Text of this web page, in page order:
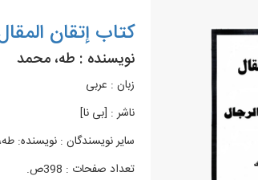
کتاب إتقان
نویسنده : طه، محمد
زبان : عربی
ناشر : [بی‌ نا]
سایر نویسندگان : نویسنده:
تعداد صفحات : 398ص.